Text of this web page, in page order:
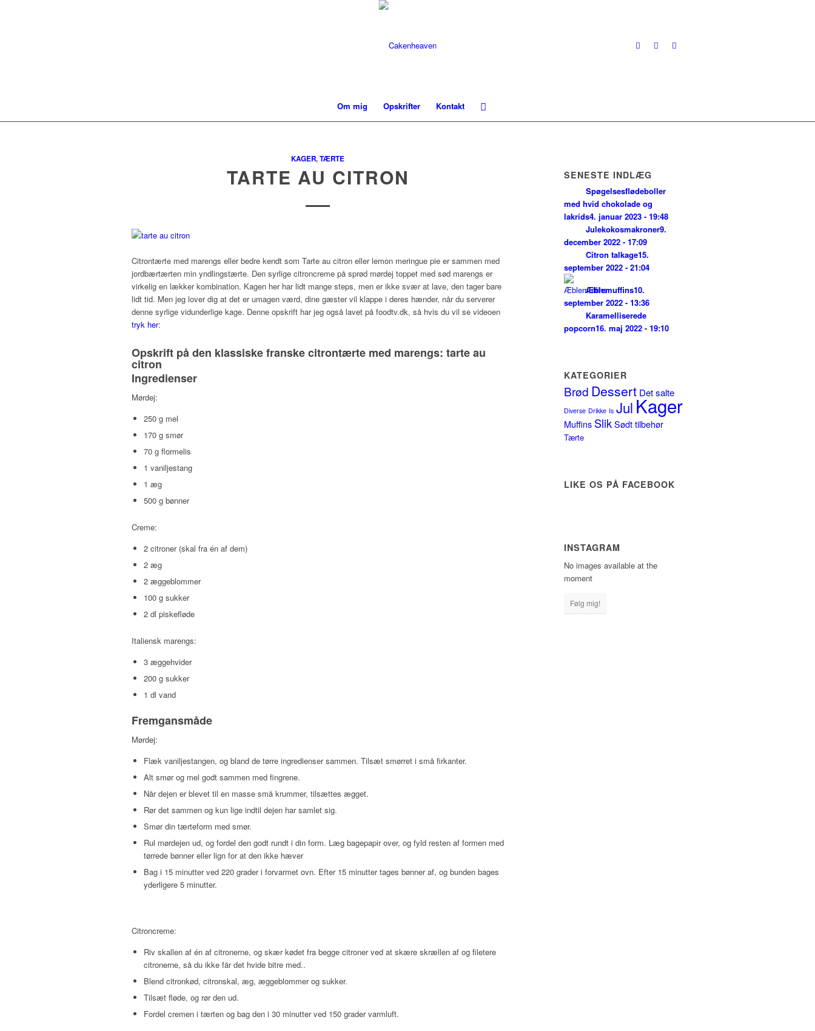
Om mig Opskrifter Kontakt
KAGER,TÆRTE
TARTE AU CITRON
Citrontærte med marengs eller bedre kendt som Tarte au citron eller lemon meringue pie er sammen med
jordbærtærten min yndlingstærte. Den syrlige citroncreme på sprød mørdej toppet med sød marengs er
virkelig en lækker kombination. Kagen her har lidt mange steps, men er ikke svær at lave, den tager bare
lidt tid. Men jeg lover dig at det er umagen værd, dine gæster vil klappe i deres hænder, når du serverer
denne syrlige vidunderlige kage. Denne opskrift har jeg også lavet på foodtv.dk, så hvis du vil se videoen
tryk her:
Opskrift på den klassiske franske citrontærte med marengs: tarte au
citron
Ingredienser
Mørdej:
250 g mel
170 g smør
70 g flormelis
1 vaniljestang
1 æg
500 g bønner
Creme:
2 citroner (skal fra én af dem)
2 æg
2 æggeblommer
100 g sukker
2 dl piskefløde
Italiensk marengs:
3 æggehvider
200 g sukker
1 dl vand
Fremgansmåde
Mørdej:
Flæk vaniljestangen, og bland de tørre ingredienser sammen. Tilsæt smørret i små firkanter.
Alt smør og mel godt sammen med fingrene.
Når dejen er blevet til en masse små krummer, tilsættes ægget.
Rør det sammen og kun lige indtil dejen har samlet sig.
Smør din tærteform med smør.
Rul mørdejen ud, og fordel den godt rundt i din form. Læg bagepapir over, og fyld resten af formen med
tørrede bønner eller lign for at den ikke hæver
Bag i 15 minutter ved 220 grader i forvarmet ovn. Efter 15 minutter tages bønner af, og bunden bages
yderligere 5 minutter.
Citroncreme:
Riv skallen af én af citronerne, og skær kødet fra begge citroner ved at skære skrællen af og filetere
citronerne, så du ikke får det hvide bitre med..
Blend citronkød, citronskal, æg, æggeblommer og sukker.
Tilsæt fløde, og rør den ud.
Fordel cremen i tærten og bag den i 30 minutter ved 150 grader varmluft.
SENESTE INDLÆG
Spøgelsesflødeboller
med hvid chokolade og
lakrids4. januar 2023 - 19:48
Julekokosmakroner9.
december 2022 - 17:09
Citron talkage15.
september 2022 - 21:04
Æblemuffins10.
september 2022 - 13:36
Karamelliserede
popcorn16. maj 2022 - 19:10
KATEGORIER
Brød Dessert Det salte
Diverse Drikke Is Jul Kager
Muffins Slik Sødt tilbehør
Tærte
LIKE OS PÅ FACEBOOK
INSTAGRAM
No images available at the
moment
Følg mig!